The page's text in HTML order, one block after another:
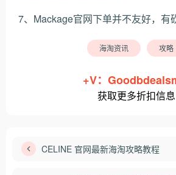
7、Mackage官网下单并不友好，有
海淘资讯 攻略
+V：
获取更多折扣信息
CELINE 官网最新海淘攻略教程